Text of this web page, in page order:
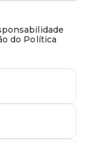
do Política